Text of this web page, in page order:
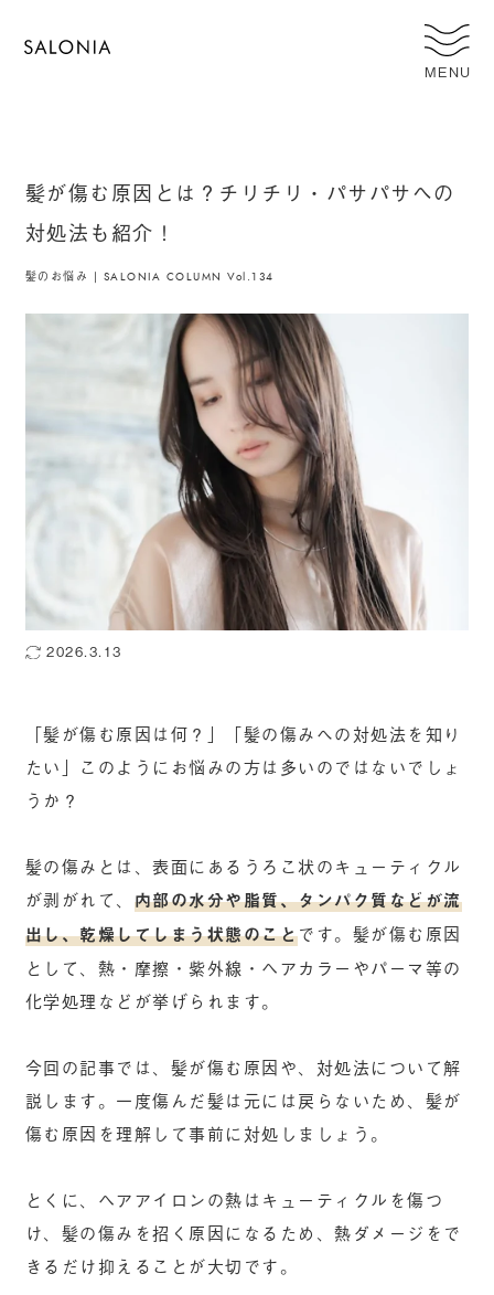
MENU
髪が傷む原因とは？チリチリ・パサパサへの
対処法も紹介！
髪のお悩み | SALONIA COLUMN Vol.134
2026.3.13
「髪が傷む原因は何？」「髪の傷みへの対処法を知り
たい」このようにお悩みの方は多いのではないでしょ
うか？
髪の傷みとは、表面にあるうろこ状のキューティクル
が剥がれて、 内部の水分や脂質、タンパク質などが流
出し、乾燥してしまう状態のことです。髪が傷む原因
として、熱・摩擦・紫外線・ヘアカラーやパーマ等の
化学処理などが挙げられます。
今回の記事では、髪が傷む原因や、対処法について解
説します。一度傷んだ髪は元には戻らないため、髪が
傷む原因を理解して事前に対処しましょう。
とくに、ヘアアイロンの熱はキューティクルを傷つ
け、髪の傷みを招く原因になるため、熱ダメージをで
きるだけ抑えることが大切です。